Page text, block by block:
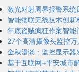
激光对射周界报警系统
智能物联无线技术创新
年底盗贼疯狂作案智能
27个高清摄像头监控
金秋漫谈：监控显示器
基于互联网+平安城市